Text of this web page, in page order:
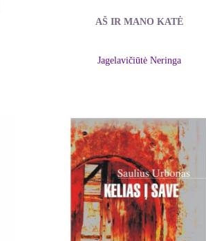
AŠ IR MANO KATĖ
Jagelavičiūtė Neringa